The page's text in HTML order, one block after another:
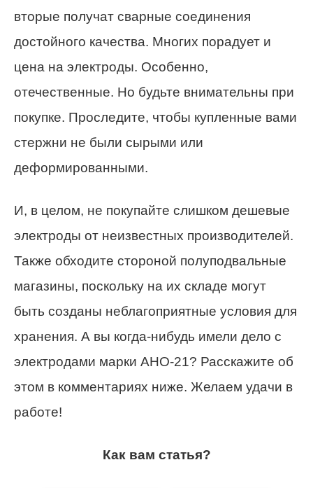
вторые получат сварные соединения
достойного качества. Многих порадует и
цена на электроды. Особенно,
отечественные. Но будьте внимательны при
покупке. Проследите, чтобы купленные вами
стержни не были сырыми или
деформированными.
И, в целом, не покупайте слишком дешевые
электроды от неизвестных производителей.
Также обходите стороной полуподвальные
магазины, поскольку на их складе могут
быть созданы неблагоприятные условия для
хранения. А вы когда-нибудь имели дело с
электродами марки АНО-21? Расскажите об
этом в комментариях ниже. Желаем удачи в
работе!
Как вам статья?